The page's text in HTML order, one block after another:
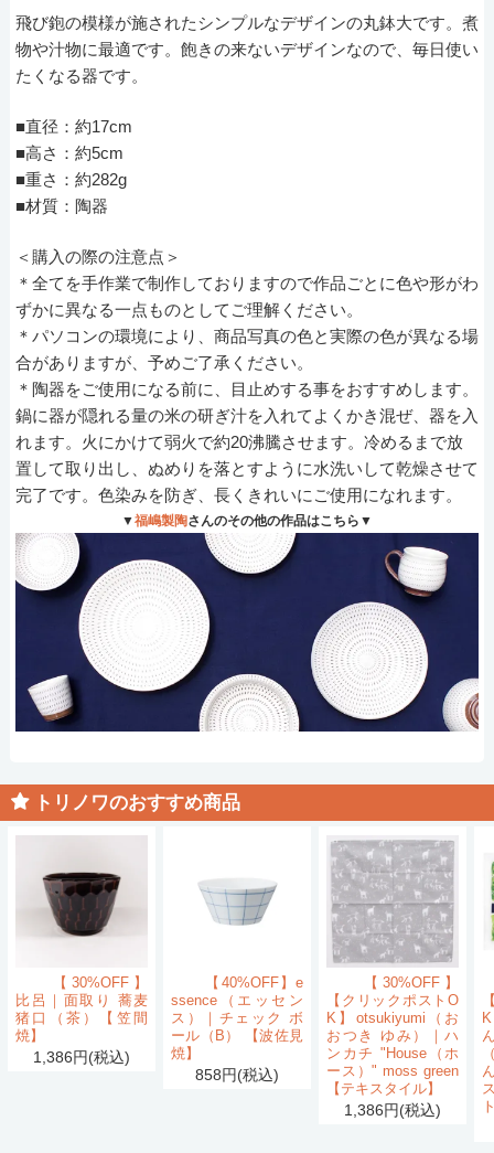
飛び鉋の模様が施されたシンプルなデザインの丸鉢大です。煮
物や汁物に最適です。飽きの来ないデザインなので、毎日使い
たくなる器です。
■直径：約17cm
■高さ：約5cm
■重さ：約282g
■材質：陶器
＜購入の際の注意点＞
＊全てを手作業で制作しておりますので作品ごとに色や形がわ
ずかに異なる一点ものとしてご理解ください。
＊パソコンの環境により、商品写真の色と実際の色が異なる場
合がありますが、予めご了承ください。
＊陶器をご使用になる前に、目止めする事をおすすめします。
鍋に器が隠れる量の米の研ぎ汁を入れてよくかき混ぜ、器を入
れます。火にかけて弱火で約20沸騰させます。冷めるまで放
置して取り出し、ぬめりを落とすように水洗いして乾燥させて
完了です。色染みを防ぎ、長くきれいにご使用になれます。
▼福嶋製陶さんのその他の作品はこちら▼
トリノワのおすすめ商品
【30%OFF】
比呂｜面取り 蕎麦
猪口（茶）【笠間
焼】
1,386円(税込)
【40%OFF】e
ssence（エッセン
ス）｜チェック ボ
ール（B） 【波佐見
焼】
858円(税込)
【30%OFF】
【クリックポストO
K】otsukiyumi（お
おつき ゆみ）｜ハ
ンカチ "House（ホ
ース）" moss green
【テキスタイル】
1,386円(税込)